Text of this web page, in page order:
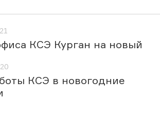
КСЭ Курган на новый
КСЭ в новогодние